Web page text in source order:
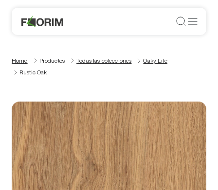
Home Productos Todas las colecciones
Oaky Life
Rustic Oak